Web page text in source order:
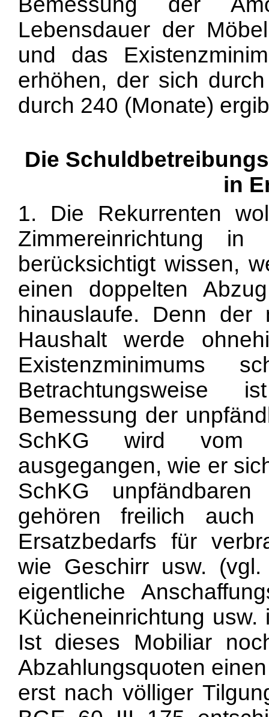
Lebensdauer der
und das
erhöhen, der sich
durch 240 (Monate)
Die
in
1. Die Rekurrenten
Zimmereinrichtung
berücksichtigt wissen,
einen doppelten
hinauslaufe. Denn der
Haushalt werde
Existenzminimums
Bemessung der
SchKG wird vom
ausgegangen, wie er
SchKG
gehören freilich
Ersatzbedarfs für
wie Geschirr usw.
eigentliche
Kücheneinrichtung
Ist dieses Mobiliar
Abzahlungsquoten
erst nach völliger